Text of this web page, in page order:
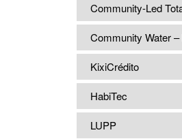
Community-Led
Community Water
KixiCrédito
HabiTec
LUPP